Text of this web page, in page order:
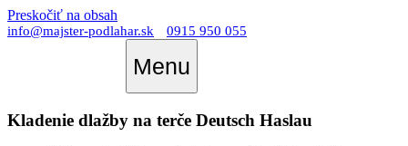
Preskočiť na obsah
info@majster-podlahar.sk 0915 950 055
Menu
Kladenie dlažby na terče Deutsch Haslau